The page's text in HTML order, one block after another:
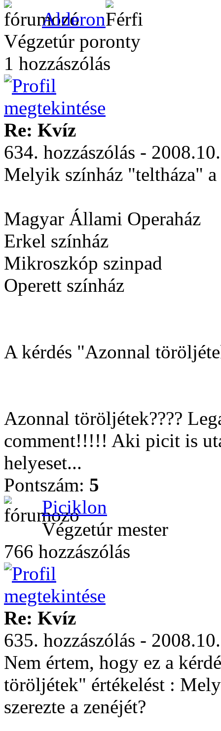
Alderon
Végzetúr poronty
1 hozzászólás
Re: Kvíz
634. hozzászólás -
Melyik színház "teltháza" a
Magyar Állami Operaház
Erkel színház
Mikroszkóp szinpad
Operett színház
A kérdés "Azonnal
Azonnal töröljétek????
comment!!!!! Aki picit is
helyeset...
Pontszám: 5
Piciklon
Végzetúr mester
766 hozzászólás
Re: Kvíz
635. hozzászólás -
Nem értem, hogy ez a
töröljétek" értékelést :
szerezte a zenéjét?